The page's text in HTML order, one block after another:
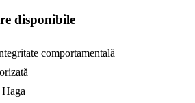
disponibile
comportamentală